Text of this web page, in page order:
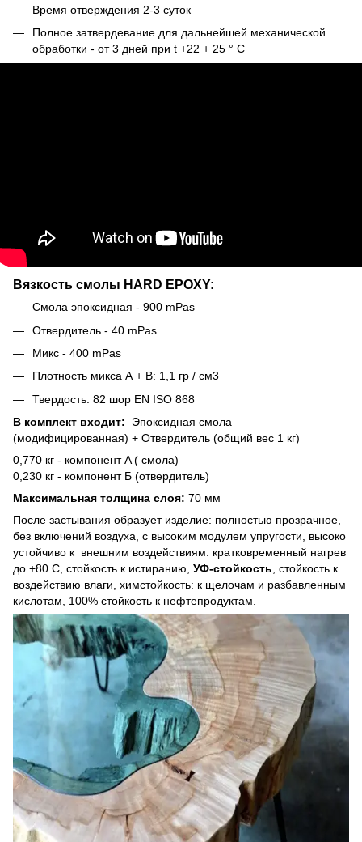
Время отверждения 2-3 суток
Полное затвердевание для дальнейшей механической
обработки - от 3 дней при t +22 + 25 ° С
Вязкость смолы HARD EPOXY:
Смола эпоксидная - 900 mPas
Отвердитель - 40 mPas
Микс - 400 mPas
Плотность микса А + В: 1,1 гр / см3
Твердость: 82 шор EN ISO 868
В комплект входит: Эпоксидная смола
(модифицированная) + Отвердитель (общий вес 1 кг)
0,770 кг - компонент A ( смола)
0,230 кг - компонент Б (отвердитель)
Максимальная толщина слоя: 70 мм
После застывания образует изделие: полностью прозрачное,
без включений воздуха, с высоким модулем упругости, высоко
устойчиво к внешним воздействиям: кратковременный нагрев
до +80 С, стойкость к истиранию, УФ-стойкость , стойкость к
воздействию влаги, химстойкость: к щелочам и разбавленным
кислотам, 100% стойкость к нефтепродуктам.